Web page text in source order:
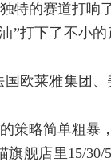
特的赛道打响
下了不小的
莱雅集团、
略简单粗暴，
店里15/30/